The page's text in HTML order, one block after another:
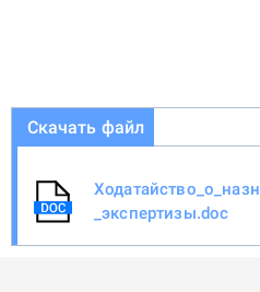
Скачать файл
_экспертизы.doc